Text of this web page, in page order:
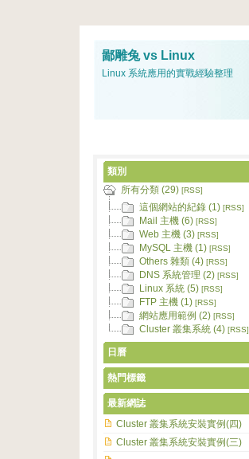
鄙雕兔 vs Linux
Linux 系統應用的實戰經驗整理
類別
所有分類 (29) [RSS]
這個網站的紀錄 (1) [RSS]
Mail 主機 (6) [RSS]
Web 主機 (3) [RSS]
MySQL 主機 (1) [RSS]
Others 雜類 (4) [RSS]
DNS 系統管理 (2) [RSS]
Linux 系統 (5) [RSS]
FTP 主機 (1) [RSS]
網站應用範例 (2) [RSS]
Cluster 叢集系統 (4) [RSS]
日曆
熱門標籤
最新網誌
Cluster 叢集系統安裝實例(四)
Cluster 叢集系統安裝實例(三)